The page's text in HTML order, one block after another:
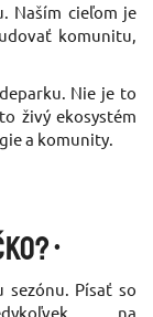
Naším cieľom je
komunitu,
Nie je to
živý ekosystém
a komunity.
•
sezónu. Písať so
na